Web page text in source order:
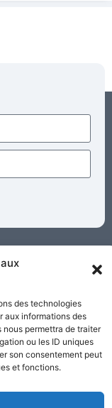
des technologies
aux informations des
permettra de traiter
ou les ID uniques
son consentement peut
et fonctions.
Mentions
légales